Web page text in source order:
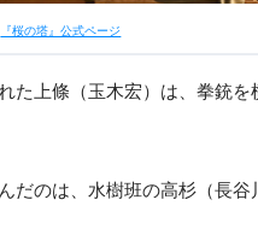
『桜の塔』公式ページ
た上條（玉木宏）は、拳銃を
だのは、水樹班の高杉（長谷